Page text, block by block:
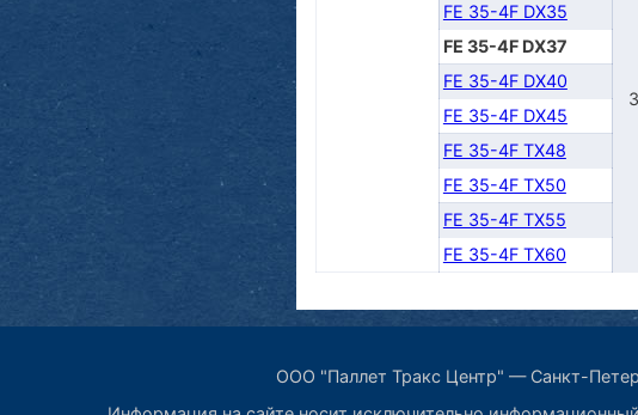
FE 35-4F DX35
FE 35-4F DX37
FE 35-4F DX40
FE 35-4F DX45
FE 35-4F TX48
FE 35-4F TX50
FE 35-4F TX55
FE 35-4F TX60
ООО "Паллет Тракс Центр" — Санкт-